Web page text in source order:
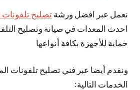
نعمل عبر افضل ورشة تصليح
احدث المعدات في صيانة وتصليح
حماية للأجهزة بكافة أنواعها
ونقدم أيضا عبر فني تصليح تلفونات
الخدمات التالية: